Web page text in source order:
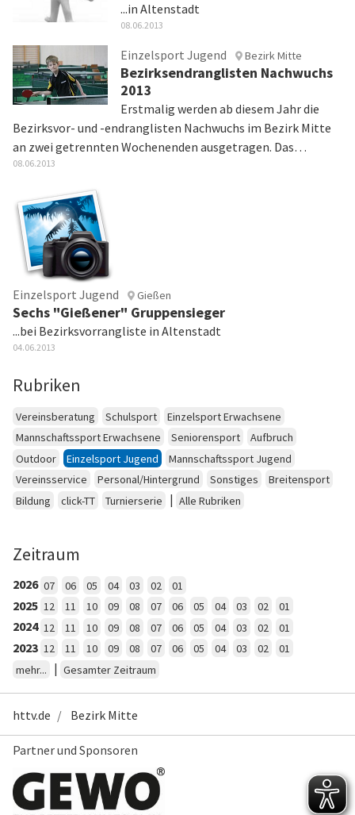
...in Altenstadt
08.06.2013
Einzelsport Jugend Bezirk Mitte
Bezirksendranglisten Nachwuchs
2013
Erstmalig werden ab diesem Jahr die
Bezirksvor- und -endranglisten Nachwuchs im Bezirk Mitte
an zwei getrennten Wochenenden ausgetragen. Das…
08.06.2013
Einzelsport Jugend Gießen
Sechs "Gießener" Gruppensieger
...bei Bezirksvorrangliste in Altenstadt
04.06.2013
Rubriken
Vereinsberatung Schulsport
Einzelsport Erwachsene
Mannschaftssport Erwachsene
Seniorensport
Aufbruch
Outdoor
Einzelsport Jugend
Mannschaftssport Jugend
Vereinsservice
Personal/Hintergrund Sonstiges
Breitensport
Bildung
click-TT Turnierserie | Alle Rubriken
Zeitraum
2026 07 06 05 04 03 02 01
2025 12 11 10 09 08 07 06 05 04 03 02 01
2024 12 11 10 09 08 07 06 05 04 03 02 01
2023 12 11 10 09 08 07 06 05 04 03 02
01
mehr...
| Gesamter Zeitraum
httv.de Bezirk Mitte
Partner und Sponsoren